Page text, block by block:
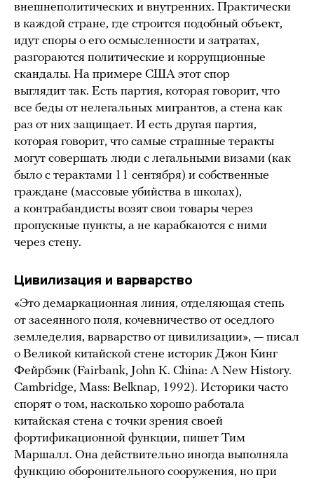
внешнеполитических и внутренних. Практически
в каждой стране, где строится подобный объект,
идут споры о его осмысленности и затратах,
разгораются политические и коррупционные
скандалы. На примере США этот спор
выглядит так. Есть партия, которая говорит, что
все беды от нелегальных мигрантов, а стена как
раз от них защищает. И есть другая партия,
которая говорит, что самые страшные теракты
могут совершать люди с легальными визами (как
было с терактами 11 сентября) и собственные
граждане (массовые убийства в школах),
а контрабандисты возят свои товары через
пропускные пункты, а не карабкаются с ними
через стену.
Цивилизация и варварство
«Это демаркационная линия, отделяющая степь
от засеянного поля, кочевничество от оседлого
земледелия, варварство от цивилизации», — писал
о Великой китайской стене историк Джон Кинг
Фейрбэнк (Fairbank, John K. China: A New History.
Cambridge, Mass: Belknap, 1992). Историки часто
спорят о том, насколько хорошо работала
китайская стена с точки зрения своей
фортификационной функции, пишет Тим
Маршалл. Она действительно иногда выполняла
функцию оборонительного сооружения, но при